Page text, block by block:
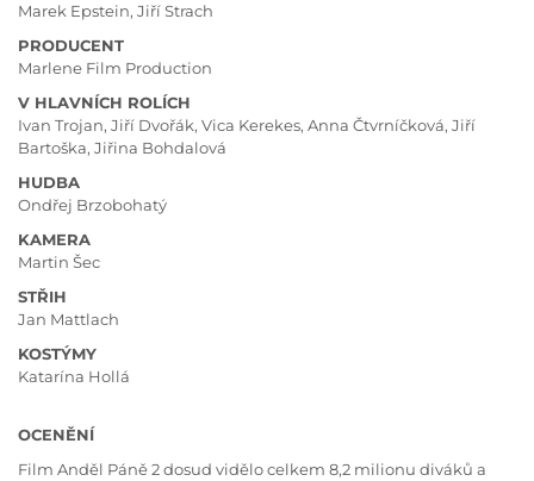
Marek Epstein, Jiří Strach
PRODUCENT
Marlene Film Production
V HLAVNÍCH ROLÍCH
Ivan Trojan, Jiří Dvořák, Vica Kerekes, Anna Čtvrníčková, Jiří
Bartoška, Jiřina Bohdalová
HUDBA
Ondřej Brzobohatý
KAMERA
Martin Šec
STŘIH
Jan Mattlach
KOSTÝMY
Katarína Hollá
OCENĚNÍ
Film Anděl Páně 2 dosud vidělo celkem 8,2 milionu diváků a